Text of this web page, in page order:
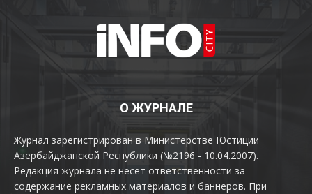
О ЖУРНАЛЕ
Журнал зарегистрирован в Министерстве Юстиции
Азербайджанской Республики (№2196 - 10.04.2007).
Редакция журнала не несет ответственности за
содержание рекламных материалов и баннеров. При